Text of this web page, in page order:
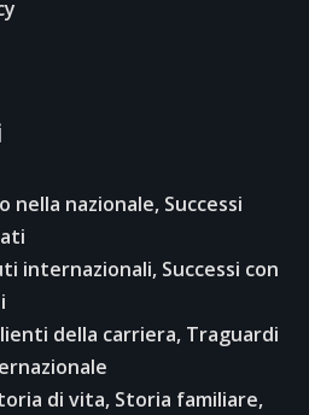
nella nazionale, Successi
internazionali, Successi con
della carriera, Traguardi
di vita, Storia familiare,